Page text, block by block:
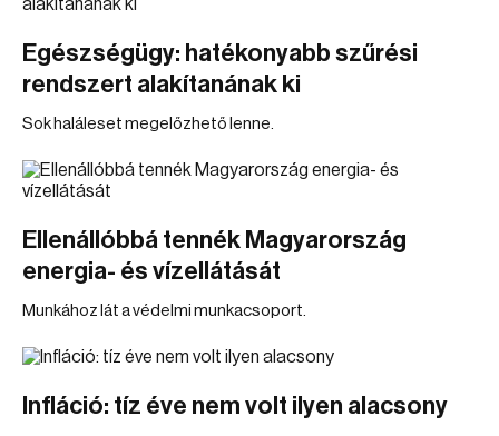
Egészségügy: hatékonyabb szűrési
rendszert alakítanának ki
Sok haláleset megelőzhető lenne.
Ellenállóbbá tennék Magyarország
energia- és vízellátását
Munkához lát a védelmi munkacsoport.
Infláció: tíz éve nem volt ilyen alacsony